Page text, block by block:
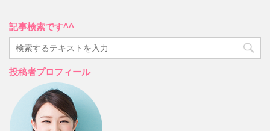
記事検索です^^
投稿者プロフィール